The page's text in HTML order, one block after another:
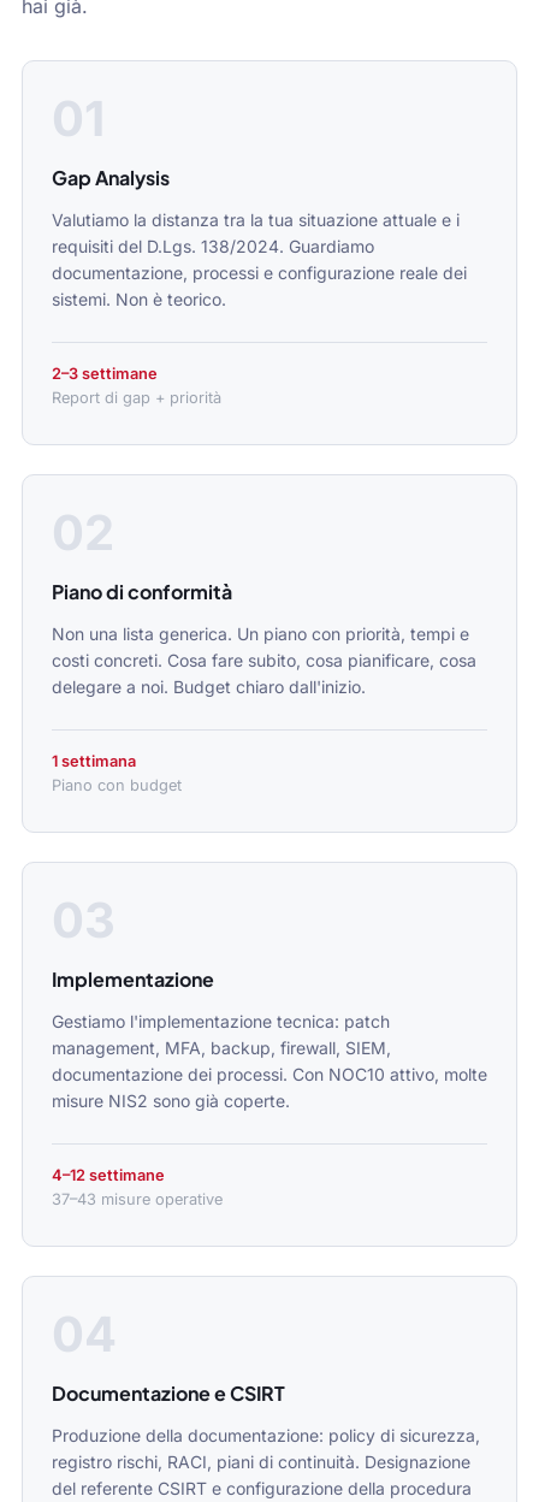
hai già.
01
Gap Analysis
Valutiamo la distanza tra la tua situazione attuale e i
requisiti del D.Lgs. 138/2024. Guardiamo
documentazione, processi e configurazione reale dei
sistemi. Non è teorico.
2–3 settimane
Report di gap + priorità
02
Piano di conformità
Non una lista generica. Un piano con priorità, tempi e
costi concreti. Cosa fare subito, cosa pianificare, cosa
delegare a noi. Budget chiaro dall'inizio.
1 settimana
Piano con budget
03
Implementazione
Gestiamo l'implementazione tecnica: patch
management, MFA, backup, firewall, SIEM,
documentazione dei processi. Con NOC10 attivo, molte
misure NIS2 sono già coperte.
4–12 settimane
37–43 misure operative
04
Documentazione e CSIRT
Produzione della documentazione: policy di sicurezza,
registro rischi, RACI, piani di continuità. Designazione
del referente CSIRT e configurazione della procedura